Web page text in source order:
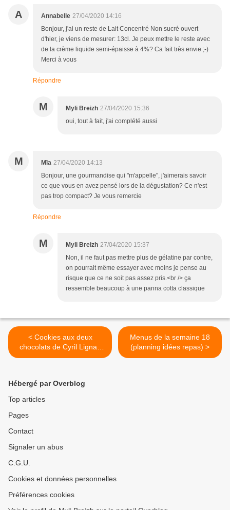
A Annabelle 27/04/2020 14:16
Bonjour, j'ai un reste de Lait Concentré Non sucré ouvert
d'hier, je viens de mesurer: 13cl. Je peux mettre le reste avec
de la crème liquide semi-épaisse à 4%? Ca fait très envie ;-)
Merci à vous
Répondre
M Myli Breizh 27/04/2020 15:36
oui, tout à fait, j'ai complété aussi
M Mïa 27/04/2020 14:13
Bonjour, une gourmandise qui "m'appelle", j'aimerais savoir
ce que vous en avez pensé lors de la dégustation? Ce n'est
pas trop compact? Je vous remercie
Répondre
M Myli Breizh 27/04/2020 15:37
Non, il ne faut pas mettre plus de gélatine par contre,
on pourrait même essayer avec moins je pense au
risque que ce ne soit pas assez pris.<br /> ça
ressemble beaucoup à une panna cotta classique
< Cookies aux deux
chocolats de Cyril Lignac
dans tous en cuisine
Menus de la semaine 18
(planning idées repas) >
Hébergé par Overblog
Top articles
Pages
Contact
Signaler un abus
C.G.U.
Cookies et données personnelles
Préférences cookies